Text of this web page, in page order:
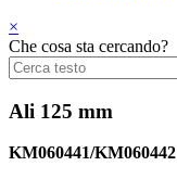
×
Che cosa sta cercando?
Ali 125 mm
KM060441/KM060442